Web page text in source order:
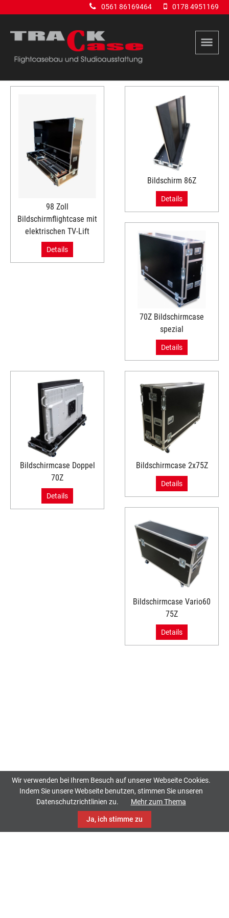
0561 86169464 0178 4951169
98 Zoll
Bildschirmflightcase mit
elektrischen TV-Lift
Details
Bildschirm 86Z
Details
70Z Bildschirmcase
spezial
Details
Bildschirmcase Doppel
70Z
Details
Bildschirmcase 2x75Z
Details
Bildschirmcase Vario60
75Z
Details
Wir verwenden bei Ihrem Besuch auf unserer Webseite Cookies.
Indem Sie unsere Webseite benutzen, stimmen Sie unseren
Datenschutzrichtlinien zu.
Mehr zum Thema
Ja, ich stimme zu